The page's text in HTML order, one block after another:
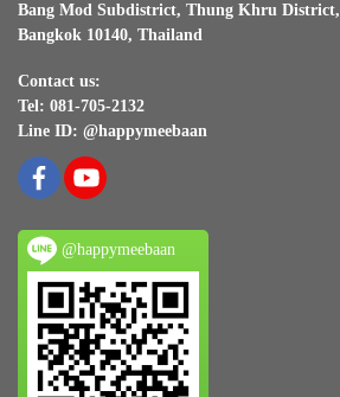
Bang Mod Subdistrict, Thung Khru District,
Bangkok 10140, Thailand
Contact us:
Tel: 081-705-2132
Line ID: @happymeebaan
@happymeebaan